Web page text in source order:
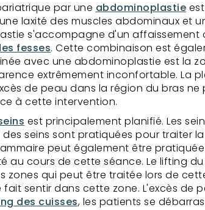
par une abdominoplastie
laxité des muscles abdominaux
s'accompagne d'un
fesses. Cette combinaison est
avec une abdominoplastie est la
extrêmement inconfortable. La
de peau dans la région du bras
à cette intervention.
est principalement planifié. Les
seins sont pratiquées pour traiter
peut également être
cours de cette séance. Le lifting
zones qui peut être traitée lors de
sentir dans cette zone. L'excès de
des cuisses, les patients se